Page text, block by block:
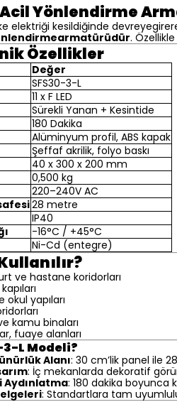
Acil Yönlendirme
elektriği kesildiğinde
.
Özellikler
Değer
SFS30-3-L
11 x F LED
Sürekli Yanan + Kesintide
180 Dakika
Alüminyum profil, ABS kapak
Şeffaf akrilik, folyo baskı
40 x 300 x 200 mm
0,500 kg
220–240V AC
28 metre
IP40
-16°C / +45°C
Ni-Cd (entegre)
ve hastane koridorları
okul yapıları
kamu binaları
fuaye alanları
3-L Modeli?
Alanı: 30 cm’lik panel ile
: İç mekanlarda dekoratif
Aydınlatma: 180 dakika boyunca
: Standartlara tam